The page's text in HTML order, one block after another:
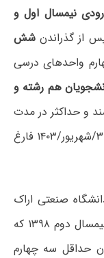
نیمسال اول و
از گذراندنشش
واحدهای درسی
دانشجویان هم رشته و
و حداکثر در مدت
هشت نیم سال تحصیلی، حداکثر تا تاریخ ۳۱/شهریور/۱۴۰۳ فارغ
صنعتی اراک
ورودی نیمسال اول و دوم ۱۳۹۹ و ورودی نیمسال دوم ۱۳۹۸ که
حداقل سه چهارم